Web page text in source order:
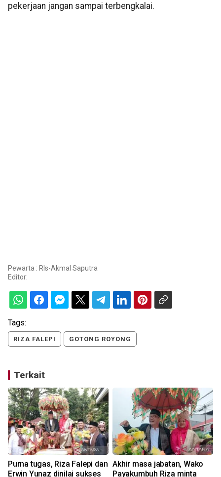
pekerjaan jangan sampai terbengkalai.
Pewarta : Rls-Akmal Saputra
Editor:
Tags:
RIZA FALEPI GOTONG ROYONG
Terkait
Purna tugas, Riza Falepi dan
Erwin Yunaz dinilai sukses
Akhir masa jabatan, Wako
Payakumbuh Riza minta